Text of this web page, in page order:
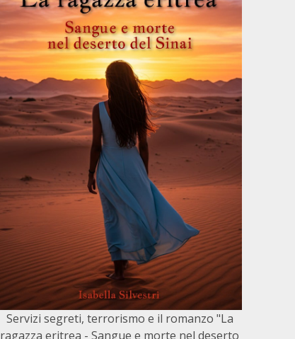
Servizi segreti, terrorismo e il romanzo "La
ragazza eritrea - Sangue e morte nel deserto